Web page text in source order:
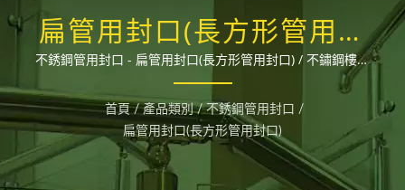
扁管用封口(長方形管用封
口)
不銹鋼管用封口 - 扁管用封口(長方形管用封口) / 不鏽鋼樓梯
欄杆扶手的專業製造商，解決圓管方管的轉接、固定等問題，
各種管徑尺寸的接頭配件齊全，歡迎來電詢問或加官方LINE
帳號: @dahshi。
首頁 / 產品類別 / 不銹鋼管用封口 /
扁管用封口(長方形管用封口)